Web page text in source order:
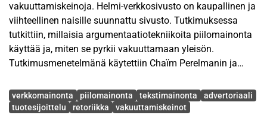
vakuuttamiskeinoja. Helmi-verkkosivusto on kaupallinen ja
viihteellinen naisille suunnattu sivusto. Tutkimuksessa
tutkittiin, millaisia argumentaatiotekniikoita piilomainonta
käyttää ja, miten se pyrkii vakuuttamaan yleisön.
Tutkimusmenetelmänä käytettiin Chaïm Perelmanin ja
Ensimmäisessä vaiheessa selvitettiin sisällönanalyysin
avulla, millaista suoraa ja epäsuoraa mainontaa esiintyy
Avainsanat
verkkomainonta piilomainonta tekstimainonta
advertoriaali
tuotesijoittelu
retoriikka vakuuttamiskeinot